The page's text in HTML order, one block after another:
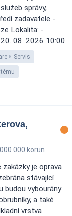
správy,
zadavatele -
Lokalita: -
08. 2026 10:00
Servis
000 korun
zakázky je oprava
stávající
budou vybourány
a také
vrstva